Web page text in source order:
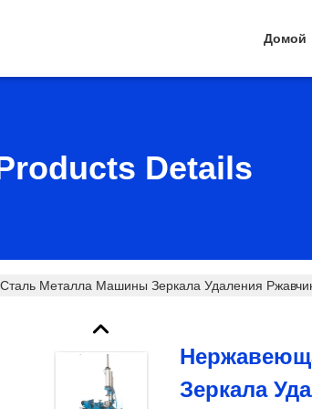
Домой
Details
Металла Машины Зеркала Удаления
Зеркала